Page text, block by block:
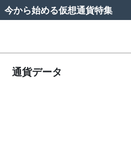
今から始める仮想通貨特集
通貨データ